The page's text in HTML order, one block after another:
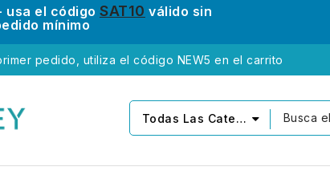
usa el código SAT10 válido sin
mínimo
pedido, utiliza el código NEW5 en el carrito
Todas Las Categorías